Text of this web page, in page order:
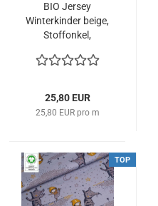
BIO Jersey
Winterkinder beige,
Stoffonkel,
25,80 EUR
25,80 EUR pro m
TOP